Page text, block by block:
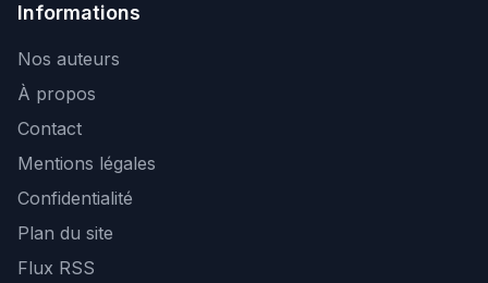
Informations
Nos auteurs
À propos
Contact
Mentions légales
Confidentialité
Plan du site
Flux RSS